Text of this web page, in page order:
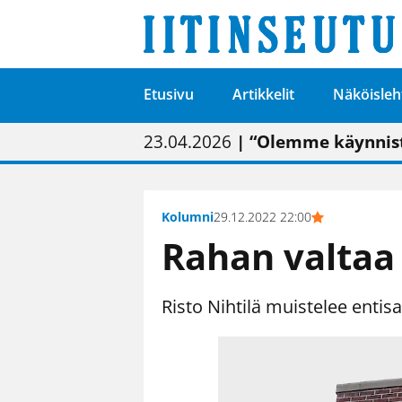
Etusivu Artikkelit
01.02.2026 | Painon
05.02.2026 | Uudistettu
23.04.2026 | “Olemme
09.05.2026| "Maalla on
Kolumni29.12.2022 22:00
Rahan valtaa
Risto Nihtilä muistelee